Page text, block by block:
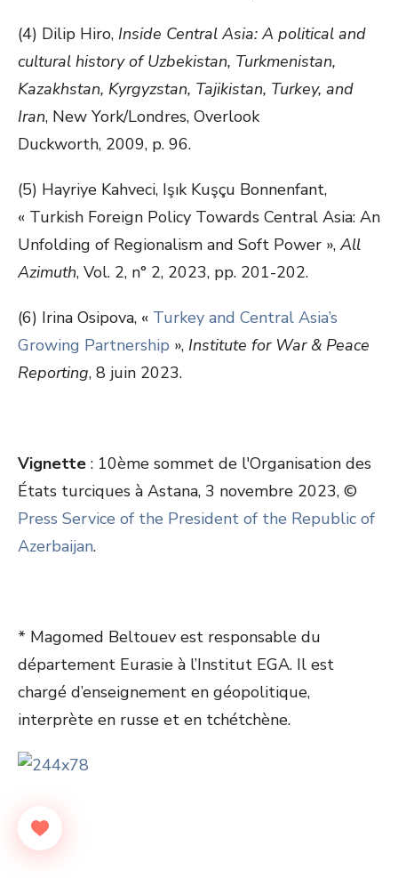
(4) Dilip Hiro, Inside Central Asia: A political and
cultural history of Uzbekistan, Turkmenistan,
Kazakhstan, Kyrgyzstan, Tajikistan, Turkey, and
Iran, New York/Londres, Overlook
Duckworth, 2009, p. 96.
(5) Hayriye Kahveci, Işık Kuşçu Bonnenfant,
« Turkish Foreign Policy Towards Central Asia: An
Unfolding of Regionalism and Soft Power », All
Azimuth, Vol. 2, n° 2, 2023, pp. 201-202.
(6) Irina Osipova, « Turkey and Central Asia’s
Growing Partnership », Institute for War & Peace
Reporting, 8 juin 2023.
Vignette : 10ème sommet de l'Organisation des
États turciques à Astana, 3 novembre 2023, ©
Press Service of the President of the Republic of
Azerbaijan.
* Magomed Beltouev est responsable du
département Eurasie à l’Institut EGA. Il est
chargé d’enseignement en géopolitique,
interprète en russe et en tchétchène.